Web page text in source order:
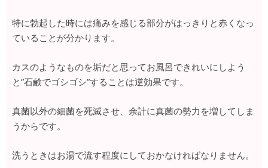
特に勃起した時には痛みを感じる部分がはっきりと赤くなっ
ていることが分かります。
カスのようなものを垢だと思ってお風呂できれいにしよう
と”石鹸でゴシゴシ”することは逆効果です。
真菌以外の細菌を死滅させ、余計に真菌の勢力を増してしま
うからです。
洗うときはお湯で流す程度にしておかなければなりません。